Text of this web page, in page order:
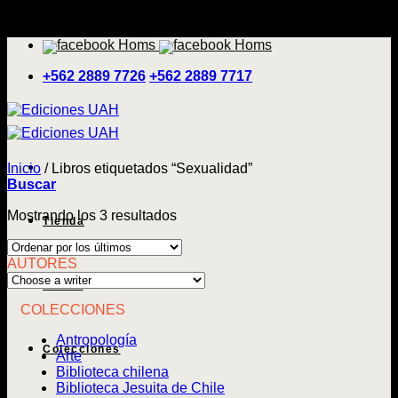
contenido
+562 2889 7726 +562 2889 7717
Tienda
Temas
Colecciones
Inicio /Libros etiquetados “Sexualidad”
Buscar
Mostrando los 3 resultadosOrdenado
los
AUTORES
COLECCIONES
Antropología
Arte
Biblioteca chilena
Biblioteca Jesuita de Chile